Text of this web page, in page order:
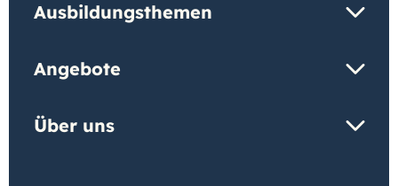
Ausbildungsthemen
Angebote
Über uns